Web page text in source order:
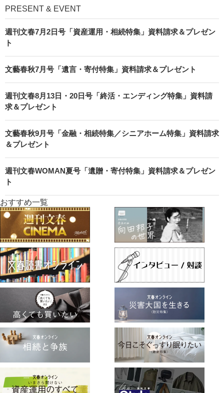
PRESENT & EVENT
週刊文春7月2日号「資産運用・相続特集」資料請求＆プレゼン
ト
文藝春秋7月号「遺言・寄付特集」資料請求＆プレゼント
週刊文春8月13日・20日号「終活・エンディング特集」資料請
求＆プレゼント
文藝春秋9月号「金融・相続特集／シニアホーム特集」資料請求
＆プレゼント
週刊文春WOMAN夏号「遺贈・寄付特集」資料請求＆プレゼン
ト
おすすめ一覧